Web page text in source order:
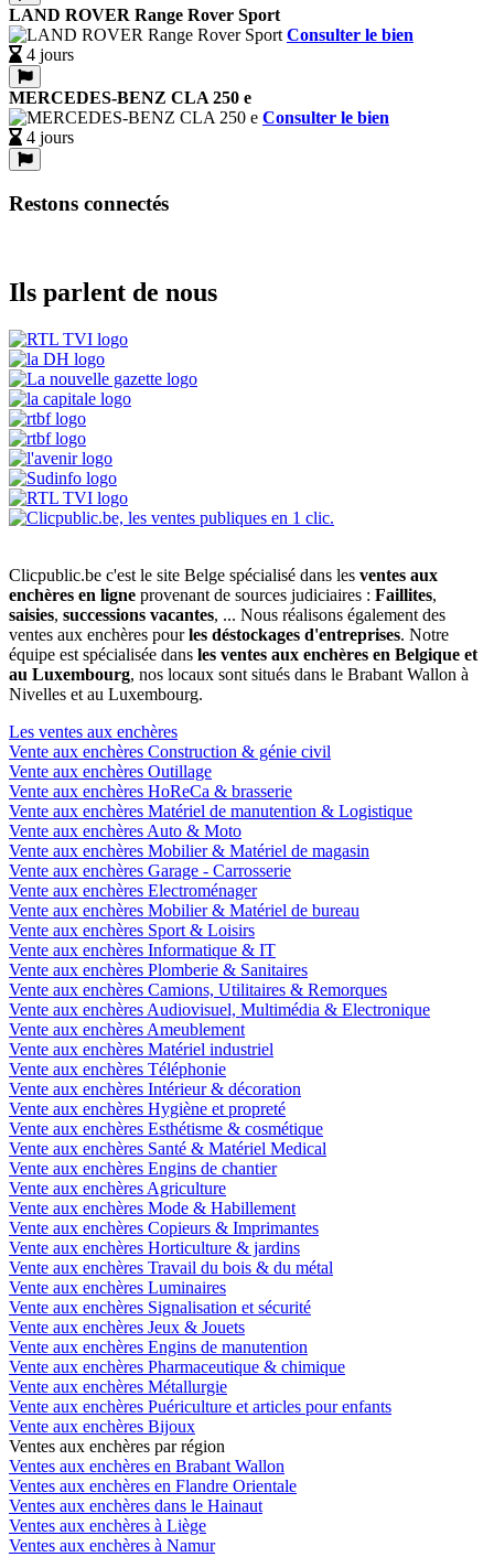
LAND ROVER Range Rover Sport
Consulter le bien
4 jours
MERCEDES-BENZ CLA 250 e
Consulter le bien
4 jours
Restons connectés
Ils parlent de nous
Clicpublic.be c'est le site Belge spécialisé dans les ventes aux
enchères en ligne provenant de sources judiciaires : Faillites,
saisies, successions vacantes, ... Nous réalisons également des
ventes aux enchères pourles déstockages d'entreprises. Notre
équipe est spécialisée dans les ventes aux enchères en Belgique et
au Luxembourg, nos locaux sont situés dans le Brabant Wallon à
Nivelles et au Luxembourg.
Les ventes aux enchères
Vente aux enchères Construction & génie civil
Vente aux enchères Outillage
Vente aux enchères HoReCa & brasserie
Vente aux enchères Matériel de manutention & Logistique
Vente aux enchères Auto & Moto
Vente aux enchères Mobilier & Matériel de magasin
Vente aux enchères Garage - Carrosserie
Vente aux enchères Electroménager
Vente aux enchères Mobilier & Matériel de bureau
Vente aux enchères Sport & Loisirs
Vente aux enchères Informatique & IT
Vente aux enchères Plomberie & Sanitaires
Vente aux enchères Camions, Utilitaires & Remorques
Vente aux enchères Audiovisuel, Multimédia & Electronique
Vente aux enchères Ameublement
Vente aux enchères Matériel industriel
Vente aux enchères Téléphonie
Vente aux enchères Intérieur & décoration
Vente aux enchères Hygiène et propreté
Vente aux enchères Esthétisme & cosmétique
Vente aux enchères Santé & Matériel Medical
Vente aux enchères Engins de chantier
Vente aux enchères Agriculture
Vente aux enchères Mode & Habillement
Vente aux enchères Copieurs & Imprimantes
Vente aux enchères Horticulture & jardins
Vente aux enchères Travail du bois & du métal
Vente aux enchères Luminaires
Vente aux enchères Signalisation et sécurité
Vente aux enchères Jeux & Jouets
Vente aux enchères Engins de manutention
Vente aux enchères Pharmaceutique & chimique
Vente aux enchères Métallurgie
Vente aux enchères Puériculture et articles pour enfants
Vente aux enchères Bijoux
Ventes aux enchères par région
Ventes aux enchères en Brabant Wallon
Ventes aux enchères en Flandre Orientale
Ventes aux enchères dans le Hainaut
Ventes aux enchères à Liège
Ventes aux enchères à Namur